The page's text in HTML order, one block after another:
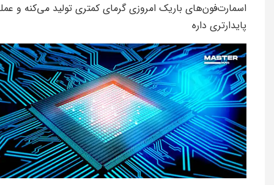
اسمارت‌فون‌های باریک امروزی گرمای کمتری تولید می‌کنه و
پایدارتری داره